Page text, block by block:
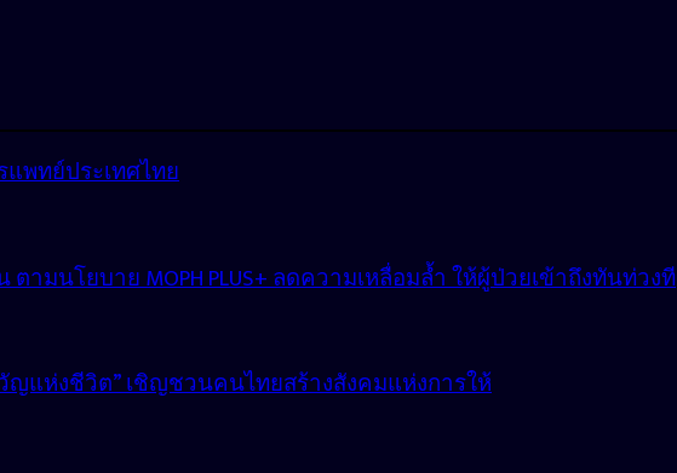
แพทย์ประเทศไทย
ตามนโยบาย MOPH PLUS+ ลดความเหลื่อมล้ำ ให้ผู้ป่วยเข้าถึงทันท่วงที
แห่งชีวิต” เชิญชวนคนไทยสร้างสังคมแห่งการให้